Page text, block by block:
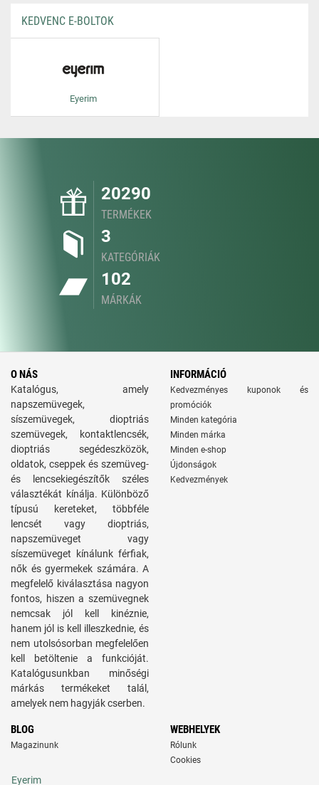
KEDVENC E-BOLTOK
Eyerim
20290
TERMÉKEK
3
KATEGÓRIÁK
102
MÁRKÁK
O NÁS
Katalógus, amely
napszemüvegek,
síszemüvegek, dioptriás
szemüvegek, kontaktlencsék,
dioptriás segédeszközök,
oldatok, cseppek és szemüveg-
és lencsekiegészítők széles
választékát kínálja. Különböző
típusú kereteket, többféle
lencsét vagy dioptriás,
napszemüveget vagy
síszemüveget kínálunk férfiak,
nők és gyermekek számára. A
megfelelő kiválasztása nagyon
fontos, hiszen a szemüvegnek
nemcsak jól kell kinéznie,
hanem jól is kell illeszkednie, és
nem utolsósorban megfelelően
kell betöltenie a funkcióját.
Katalógusunkban minőségi
márkás termékeket talál,
amelyek nem hagyják cserben.
INFORMÁCIÓ
Kedvezményes kuponok és
promóciók
Minden kategória
Minden márka
Minden e-shop
Újdonságok
Kedvezmények
BLOG
Magazinunk
WEBHELYEK
Rólunk
Cookies
Eyerim